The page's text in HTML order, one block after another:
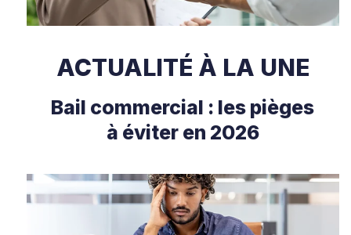
ACTUALITÉ À LA UNE
Bail commercial : les pièges
à éviter en 2026